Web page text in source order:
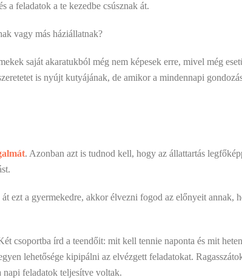
a feladatok a te kezedbe csúsznak át.
vagy más háziállatnak?
saját akaratukból még nem képesek erre, mivel még
is nyújt kutyájának, de amikor a mindennapi
. Azonban azt is tudnod kell, hogy az állattartás
ezt a gyermekedre, akkor élvezni fogod az előnyeit annak,
csoportba írd a teendőit: mit kell tennie naponta és mit
lehetősége kipipálni az elvézgett feladatokat.
napi feladatok teljesítve voltak.